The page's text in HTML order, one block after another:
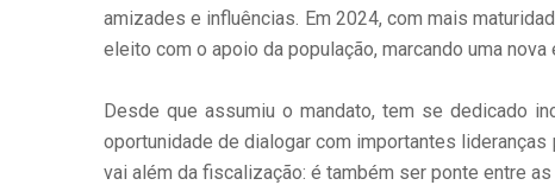
amizades e influências. Em 2024, com mais
eleito com o apoio da população, marcando uma nova
Desde que assumiu o mandato, tem se dedicado
oportunidade de dialogar com importantes
vai além da fiscalização: é também ser ponte entre